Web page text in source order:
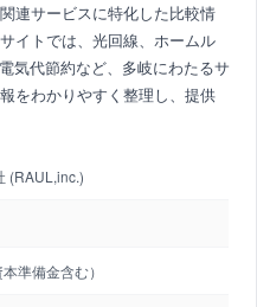
連サービスに特化した比較情
イトでは、光回線、ホームル
気代節約など、多岐にわたるサ
をわかりやすく整理し、提供
(RAUL,inc.)
準備金含む）